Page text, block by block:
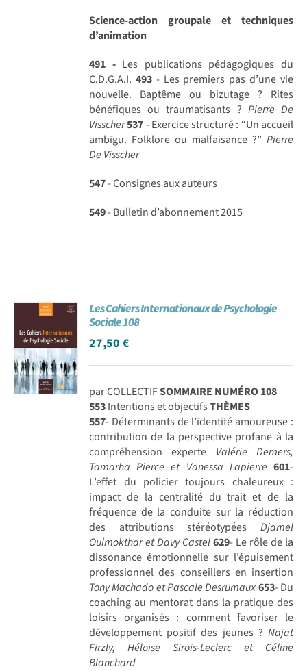
Science-action groupale et techniques
d’animation
491 -Les publications pédagogiques du
C.D.G.A.I. 493- Les premiers pas d’une vie
nouvelle. Baptême ou bizutage ? Rites
bénéfiques ou traumatisants ? Pierre De
Visscher537- Exercice structuré : “Un accueil
ambigu. Folklore ou malfaisance ?” Pierre
De Visscher
547- Consignes aux auteurs
549- Bulletin d’abonnement 2015
Les Cahiers Internationaux de Psychologie
Sociale 108
27,50€
par COLLECTIFSOMMAIRE NUMÉRO 108
553Intentions et objectifsTHÈMES
557- Déterminants de l’identité amoureuse :
contribution de la perspective profane à la
compréhension experte Valérie Demers,
Tamarha Pierce et Vanessa Lapierre 601-
L’effet du policier toujours chaleureux :
impact de la centralité du trait et de la
fréquence de la conduite sur la réduction
des attributions stéréotypées Djamel
Oulmokthar et Davy Castel629- Le rôle de la
dissonance émotionnelle sur l’épuisement
professionnel des conseillers en insertion
Tony Machado et Pascale Desrumaux653- Du
coaching au mentorat dans la pratique des
loisirs organisés : comment favoriser le
développement positif des jeunes ? Najat
Firzly, Héloïse Sirois-Leclerc et Céline
Blanchard